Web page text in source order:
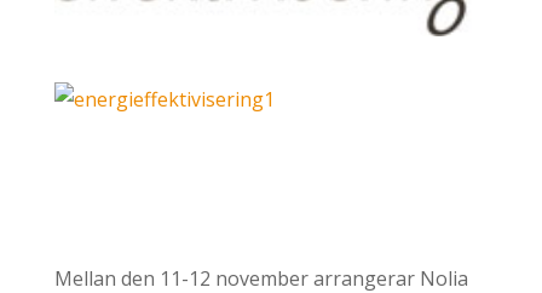
Mellan den 11-12 november arrangerar Nolia